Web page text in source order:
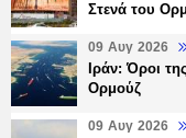
Στενά του
09 Αυγ 2026
Ιράν: Όροι
Ορμούζ
09 Αυγ 2026